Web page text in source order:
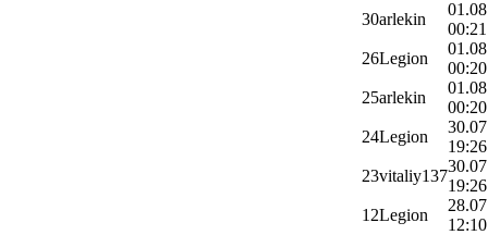
30arlekin
26Legion
25arlekin
24Legion
23vitaliy137
12Legion